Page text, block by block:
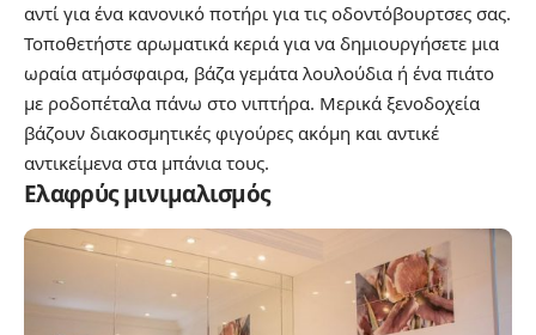
αντί για ένα κανονικό ποτήρι για τις οδοντόβουρτσες σας.
Τοποθετήστε αρωματικά κεριά για να δημιουργήσετε μια
ωραία ατμόσφαιρα, βάζα γεμάτα λουλούδια ή ένα πιάτο
με ροδοπέταλα πάνω στο νιπτήρα. Μερικά ξενοδοχεία
βάζουν διακοσμητικές φιγούρες ακόμη και αντικέ
αντικείμενα στα μπάνια τους.
Ελαφρύς μινιμαλισμός